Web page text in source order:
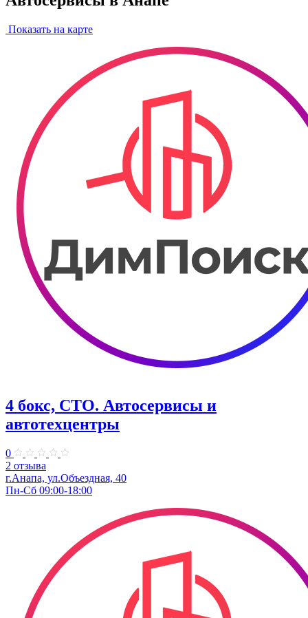
Показать на карте
4 бокс, СТО. Автосервисы и
автотехцентры
0
2 отзыва
г.Анапа, ул.Объездная, 40
Пн-Сб 09:00-18:00